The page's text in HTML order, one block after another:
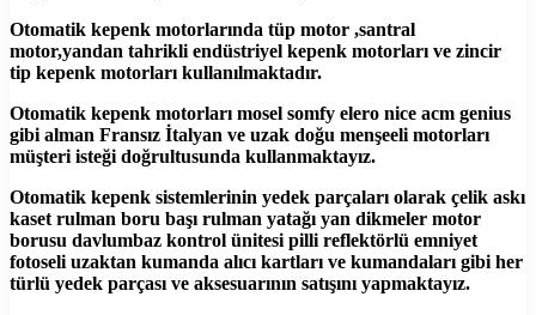
Otomatik kepenk motorlarında tüp motor ,santral
motor,yandan tahrikli endüstriyel kepenk motorları ve zincir
tip kepenk motorları kullanılmaktadır.
Otomatik kepenk motorları mosel somfy elero nice acm genius
gibi alman Fransız İtalyan ve uzak doğu menşeeli motorları
müşteri isteği doğrultusunda kullanmaktayız.
Otomatik kepenk sistemlerinin yedek parçaları olarak çelik askı
kaset rulman boru başı rulman yatağı yan dikmeler motor
borusu davlumbaz kontrol ünitesi pilli reflektörlü emniyet
fotoseli uzaktan kumanda alıcı kartları ve kumandaları gibi her
türlü yedek parçası ve aksesuarının satışını yapmaktayız.